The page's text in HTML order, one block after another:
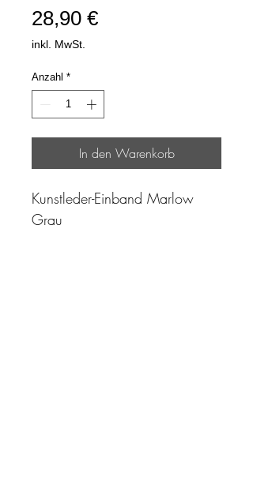
28,90 €Preis
inkl. MwSt.
Anzahl *
In den Warenkorb
Kunstleder-Einband Marlow
Grau